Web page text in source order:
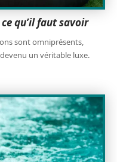
qu’il faut savoir
sont omniprésents,
un véritable luxe.